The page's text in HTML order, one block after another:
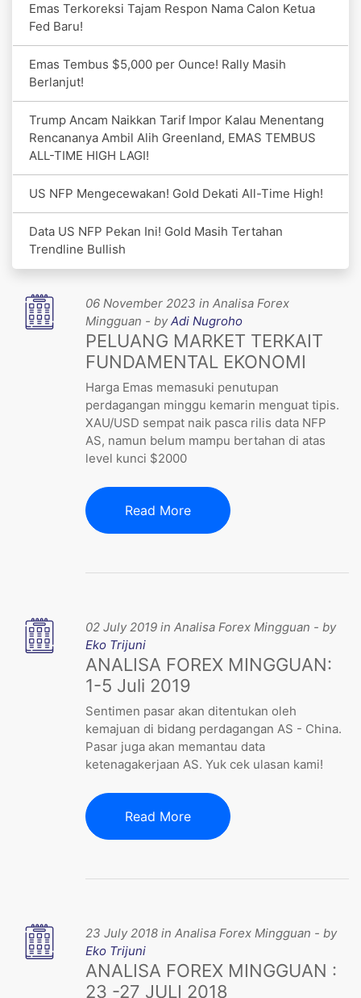
Emas Terkoreksi Tajam Respon Nama Calon Ketua
Fed Baru!
Emas Tembus $5,000 per Ounce! Rally Masih
Berlanjut!
Trump Ancam Naikkan Tarif Impor Kalau Menentang
Rencananya Ambil Alih Greenland, EMAS TEMBUS
ALL-TIME HIGH LAGI!
US NFP Mengecewakan! Gold Dekati All-Time High!
Data US NFP Pekan Ini! Gold Masih Tertahan
Trendline Bullish
06 November 2023 in Analisa Forex
Mingguan - byAdi Nugroho
PELUANG MARKET TERKAIT
FUNDAMENTAL EKONOMI
Harga Emas memasuki penutupan
perdagangan minggu kemarin menguat tipis.
XAU/USD sempat naik pasca rilis data NFP
AS, namun belum mampu bertahan di atas
level kunci $2000
Read More
02 July 2019 in Analisa Forex Mingguan - by
Eko Trijuni
ANALISA FOREX MINGGUAN:
1-5 Juli 2019
Sentimen pasar akan ditentukan oleh
kemajuan di bidang perdagangan AS - China.
Pasar juga akan memantau data
ketenagakerjaan AS. Yuk cek ulasan kami!
Read More
23 July 2018 in Analisa Forex Mingguan - by
Eko Trijuni
ANALISA FOREX MINGGUAN :
23 -27 JULI 2018